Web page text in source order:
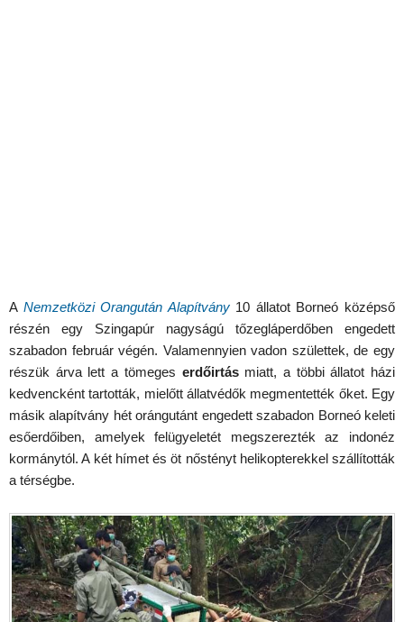
A Nemzetközi Orangután Alapítvány10 állatot Borneó középső
részén egy Szingapúr nagyságú tőzegláperdőben engedett
szabadon február végén. Valamennyien vadon születtek, de egy
részük árva lett a tömeges erdőirtásmiatt, a többi állatot házi
kedvencként tartották, mielőtt állatvédők megmentették őket. Egy
másik alapítvány hét orángutánt engedett szabadon Borneó keleti
esőerdőiben, amelyek felügyeletét megszerezték az indonéz
kormánytól. A két hímet és öt nőstényt helikopterekkel szállították
a térségbe.